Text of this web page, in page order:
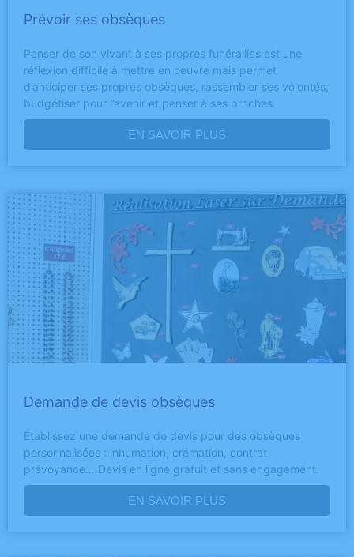
Prévoir ses obsèques
Penser de son vivant à ses propres funérailles est une
réflexion difficile à mettre en oeuvre mais permet
d’anticiper ses propres obsèques, rassembler ses volontés,
budgétiser pour l’avenir et penser à ses proches.
EN SAVOIR PLUS
Demande de devis obsèques
Établissez une demande de devis pour des obsèques
personnalisées : inhumation, crémation, contrat
prévoyance… Devis en ligne gratuit et sans engagement.
EN SAVOIR PLUS